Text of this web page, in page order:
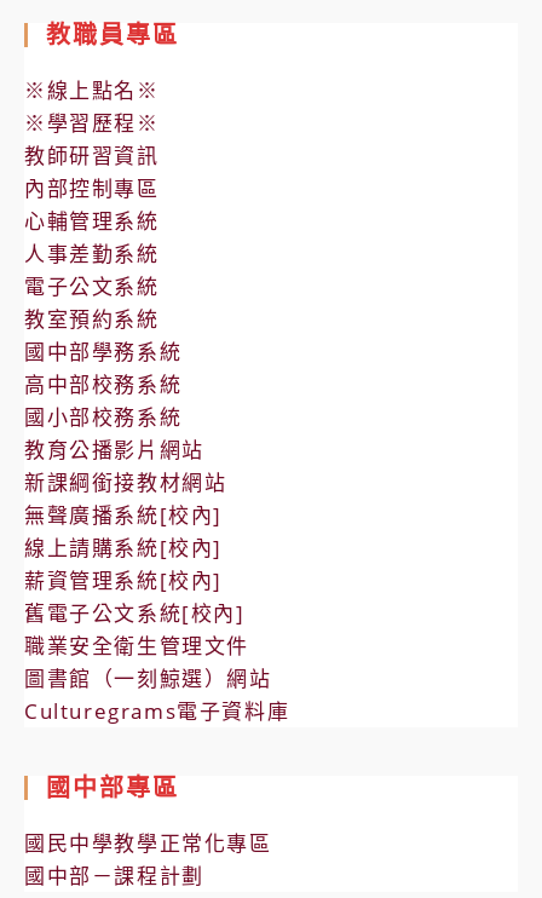
教職員專區
※線上點名※
※學習歷程※
教師研習資訊
內部控制專區
心輔管理系統
人事差勤系統
電子公文系統
教室預約系統
國中部學務系統
高中部校務系統
國小部校務系統
教育公播影片網站
新課綱銜接教材網站
無聲廣播系統[校內]
線上請購系統[校內]
薪資管理系統[校內]
舊電子公文系統[校內]
職業安全衛生管理文件
圖書館（一刻鯨選）網站
Culturegrams電子資料庫
國中部專區
國民中學教學正常化專區
國中部－課程計劃